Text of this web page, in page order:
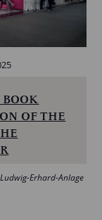
OF THE
Erhard-Anlage